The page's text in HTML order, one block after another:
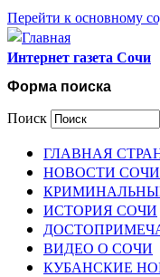
Перейти к основному
Интернет газета Сочи
Форма поиска
Поиск
ГЛАВНАЯ
НОВОСТИ СОЧИ
ИСТОРИЯ СОЧИ
ВИДЕО О СОЧИ
КУБАНСКИЕ